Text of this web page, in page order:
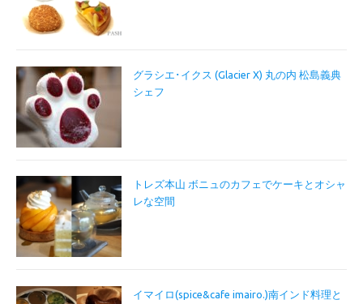
グラシエ･イクス (Glacier X) 丸の内 松島義典
シェフ
トレズ本山 ボニュのカフェでケーキとオシャ
レな空間
イマイロ(spice&cafe imairo.)南インド料理と